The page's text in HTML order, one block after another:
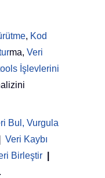
, Kod
ma, Veri
İşlevlerini
Bul, Vurgula
Veri Kaybı
Birleştir